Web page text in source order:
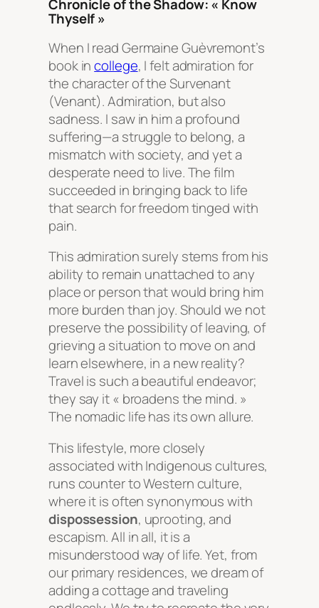
Chronicle of the Shadow: « Know
Thyself »
When I read Germaine Guèvremont’s
book incollege, I felt admiration for
the character of theSurvenant
(Venant). Admiration, but also
sadness. I saw in him a profound
suffering—a struggle to belong, a
mismatch with society, and yet a
desperate need to live. The film
succeeded in bringing back to life
that search for freedom tinged with
pain.
This admiration surely stems from his
ability to remain unattached to any
place or person that would bring him
more burden than joy. Should we not
preserve the possibility of leaving, of
grieving a situation to move on and
learn elsewhere, in a new reality?
Travel is such a beautiful endeavor;
they say it « broadens the mind. »
The nomadic life has its own allure.
This lifestyle, more closely
associated with Indigenous cultures,
runs counter to Western culture,
where it is often synonymous with
dispossession, uprooting, and
escapism. All in all, it is a
misunderstood way of life. Yet, from
our primary residences, we dream of
adding a cottage and traveling